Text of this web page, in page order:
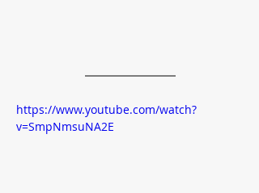
https://www.youtube.com/watch?
v=SmpNmsuNA2E